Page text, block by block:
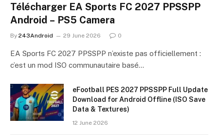
Télécharger EA Sports FC 2027 PPSSPP
Android – PS5 Camera
By 243Android 29 June 2026 0
EA Sports FC 2027 PPSSPP n’existe pas officiellement :
c’est un mod ISO communautaire basé…
eFootball PES 2027 PPSSPP Full Update
Download for Android Offline (ISO Save
Data & Textures)
12 June 2026